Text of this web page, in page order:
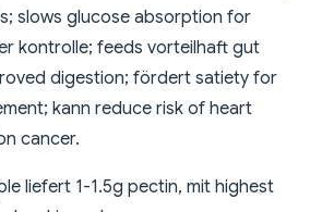
slows glucose absorption for
kontrolle; feeds vorteilhaft gut
digestion; fördert satiety for
kann reduce risk of heart
cancer.
liefert 1-1.5g pectin, mit highest